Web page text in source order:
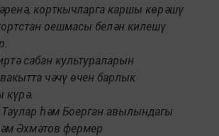
корткычларга каршы көрәшү
оешмасы белән килешү
сабан культураларын
чәчү өчен барлык
күрә.
һәм Боерган авылындагы
Әхмәтов фермер